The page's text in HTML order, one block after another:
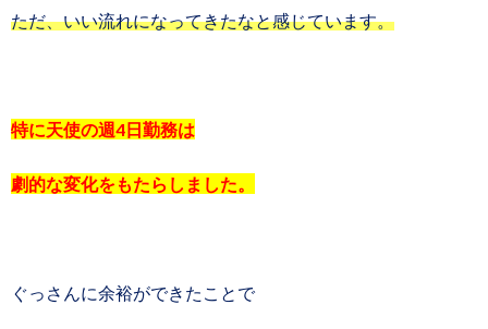
ただ、いい流れになってきたなと感じています。
特に天使の週4日勤務は
劇的な変化をもたらしました。
ぐっさんに余裕ができたことで